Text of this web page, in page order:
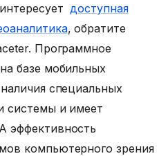
доступная
, обратите
Программное
базе мобильных
специальных
системы и имеет
эффективность
компьютерного зрения